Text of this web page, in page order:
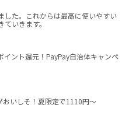
した。これからは最高に使いやすい
ていきます。
イント還元！PayPay自治体キャンペ
おいしそ！夏限定で1110円～